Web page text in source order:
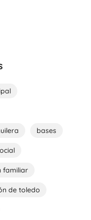
bases
familiar
de toledo